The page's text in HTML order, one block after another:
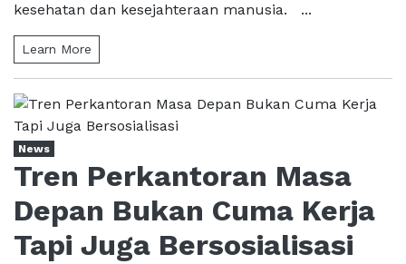
kesehatan dan kesejahteraan manusia. ...
Learn More
News
Tren Perkantoran Masa
Depan Bukan Cuma Kerja
Tapi Juga Bersosialisasi